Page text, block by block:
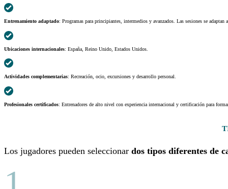
Entrenamiento adaptado: Programas para principiantes, intermedios y avanzados. Las sesiones se
Ubicaciones internacionales: España, Reino Unido, Estados Unidos.
Actividades complementarias: Recreación, ocio, excursiones y desarrollo personal.
Profesionales certificados: Entrenadores de alto nivel con experiencia internacional y certificación para
Los jugadores pueden seleccionar dos tipos diferentes de